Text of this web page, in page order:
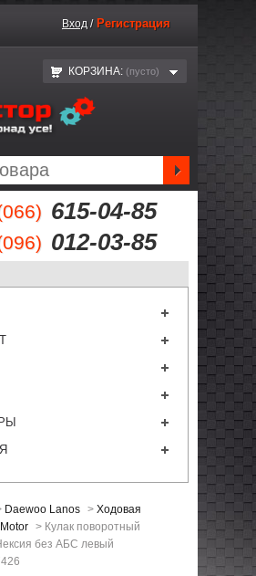
615-04-85
012-03-85
Вход / Регистрация
КОРЗИНА: (пустo)
Daewoo Lanos > Ходовая
> Кулак поворотный
без АБС левый